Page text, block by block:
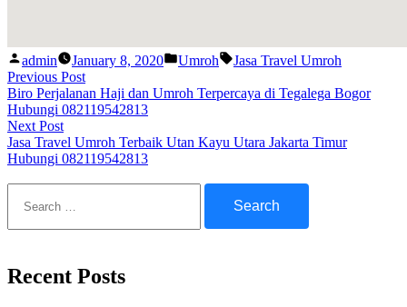
Posted
by
admin January 8, 2020
Posted
Umroh Tags:
Jasa Travel Umroh
Post
navigation
Previous PostPrevious
post:
Biro Perjalanan Haji dan Umroh Terpercaya di Tegalega Bogor
Hubungi 082119542813
Next PostNext
post:
Jasa Travel Umroh Terbaik Utan Kayu Utara Jakarta Timur
Hubungi 082119542813
for:
Recent Posts